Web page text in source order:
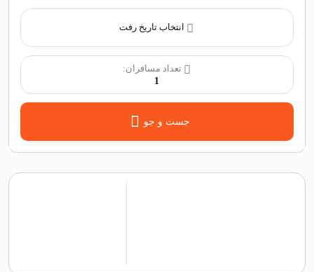
تعداد مسافران:
1
جست و جو